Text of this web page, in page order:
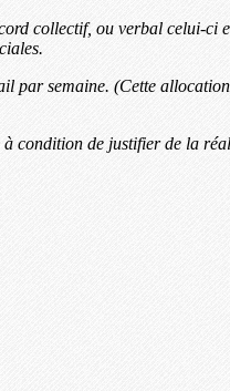
collectif, ou verbal celui-ci
par semaine. (Cette
condition de justifier de la